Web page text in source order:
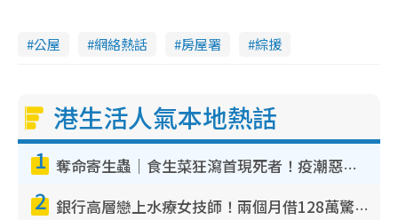
公屋 網絡熱話 房屋署 綜援
港生活人氣本地熱話
1 奪命寄生蟲｜食生菜狂瀉首現死者！疫潮惡化錄1.8萬宗病例 揭洗菜3大謬誤
2 銀行高層戀上水療女技師！兩個月借128萬驚覺「沉船」沉落火海 揭背後疑似邪教操控賣淫